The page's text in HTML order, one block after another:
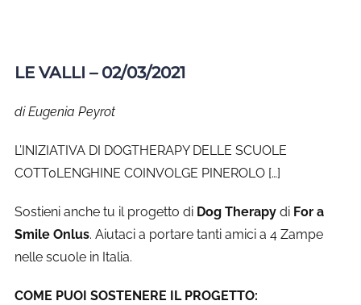
LE VALLI – 02/03/2021
di Eugenia Peyrot
L’INIZIATIVA DI DOGTHERAPY DELLE SCUOLE
COTT0LENGHINE COINVOLGE PINEROLO […]
Sostieni anche tu il progetto di Dog Therapydi For a
Smile Onlus. Aiutaci a portare tanti amici a 4 Zampe
nelle scuole in Italia.
COME PUOI SOSTENERE IL PROGETTO: